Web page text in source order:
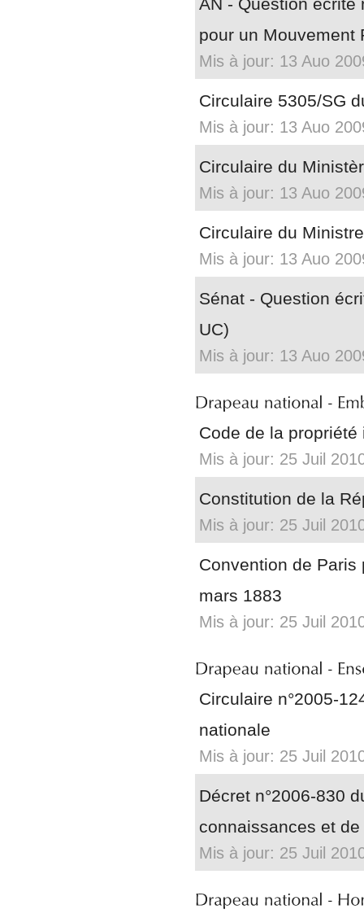
AN - Question écrite
pour un Mouvement
Mis à jour: 13 Auo
Circulaire 5305/SG
Mis à jour: 13 Auo
Circulaire du
Mis à jour: 13 Auo
Circulaire du
Mis à jour: 13 Auo
Sénat - Question
UC)
Mis à jour: 13 Auo
Code de la
Mis à jour: 25 Juil
Constitution de la
Mis à jour: 25 Juil
Convention de
mars 1883
Mis à jour: 25 Juil
Circulaire n°2005-
nationale
Mis à jour: 25 Juil
Décret n°2006-830
connaissances et
Mis à jour: 25 Juil